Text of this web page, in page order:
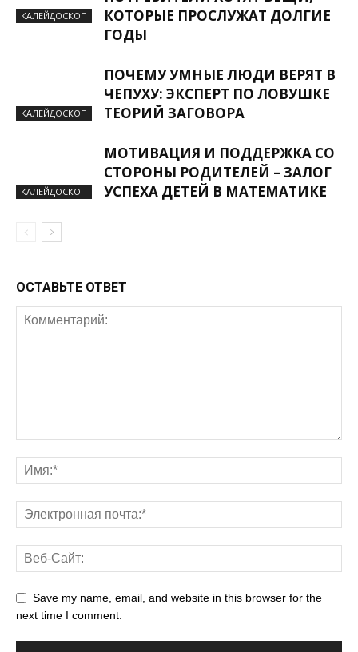
КАЛЕЙДОСКОП
КОТОРЫЕ ПРОСЛУЖАТ ДОЛГИЕ
ГОДЫ
КАЛЕЙДОСКОП
ПОЧЕМУ УМНЫЕ ЛЮДИ ВЕРЯТ В
ЧЕПУХУ: ЭКСПЕРТ ПО ЛОВУШКЕ
ТЕОРИЙ ЗАГОВОРА
КАЛЕЙДОСКОП
МОТИВАЦИЯ И ПОДДЕРЖКА СО
СТОРОНЫ РОДИТЕЛЕЙ – ЗАЛОГ
УСПЕХА ДЕТЕЙ В МАТЕМАТИКЕ
ОСТАВЬТЕ ОТВЕТ
Save my name, email, and website in this browser for the
next time I comment.